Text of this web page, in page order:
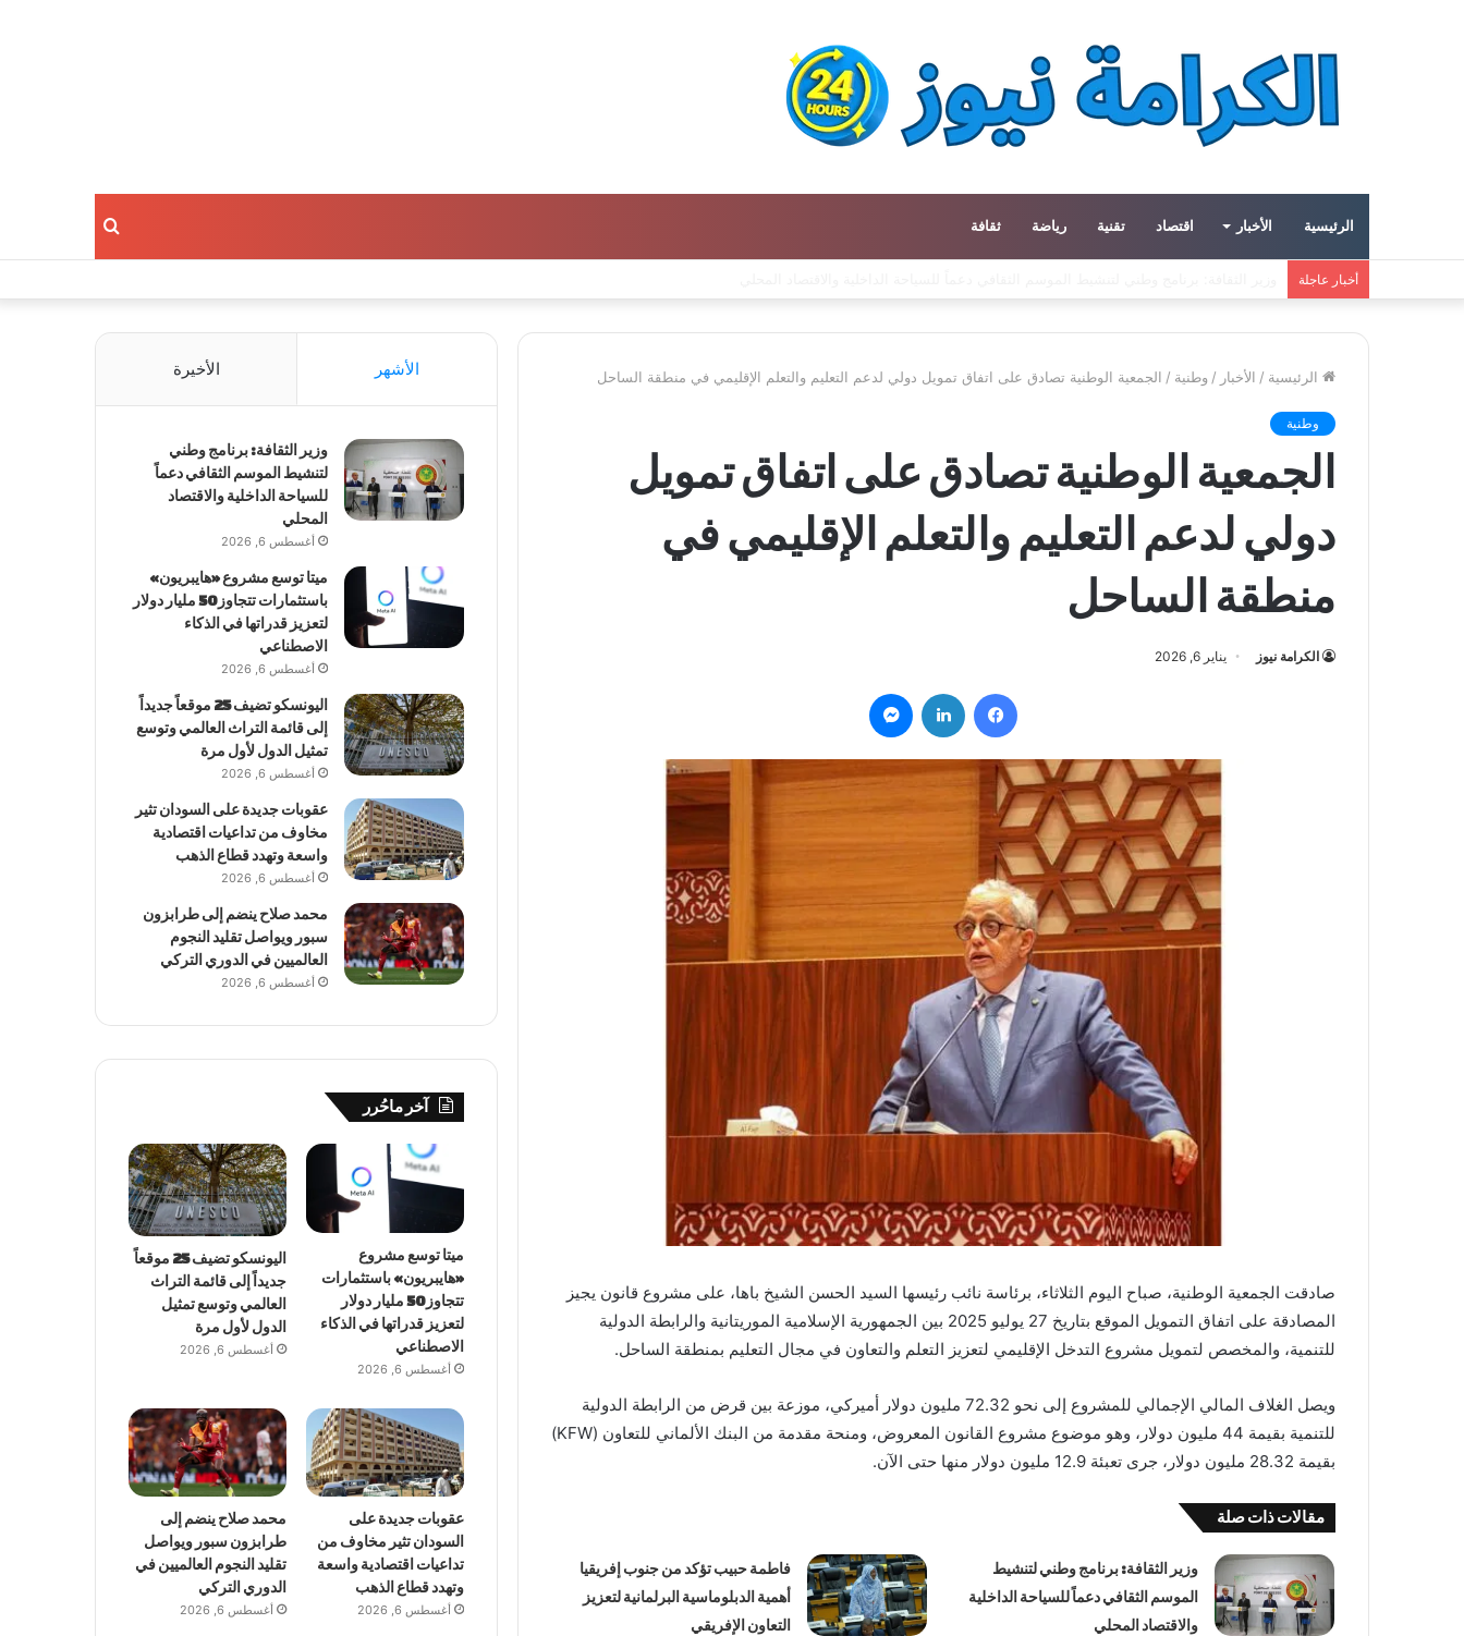
الرئيسية الأخبار اقتصاد تقنية رياضة ثقافة بحث
أخبار عاجلة
الرئيسية / الأخبار / وطنية / الجمعية الوطنية تصادق على اتفاق تمويل دولي لدعم التعليم والتعلم الإقليمي في منطقة الساحل
وطنية
الجمعية الوطنية تصادق على اتفاق تمويل
دولي لدعم التعليم والتعلم الإقليمي في
منطقة الساحل
الكرامة نيوز يناير 6, 2026
فيسبوك لينكدإن
صادقت الجمعية الوطنية، صباح اليوم الثلاثاء، برئاسة نائب رئيسها السيد الحسن الشيخ باها، على مشروع قانون يجيز
المصادقة على اتفاق التمويل الموقع بتاريخ 27 يوليو 2025 بين الجمهورية الإسلامية الموريتانية والرابطة الدولية
للتنمية، والمخصص لتمويل مشروع التدخل الإقليمي لتعزيز التعلم والتعاون في مجال التعليم بمنطقة الساحل.
ويصل الغلاف المالي الإجمالي للمشروع إلى نحو 72.32 مليون دولار أميركي، موزعة بين قرض من الرابطة الدولية
للتنمية بقيمة 44 مليون دولار، وهو موضوع مشروع القانون المعروض، ومنحة مقدمة من البنك الألماني للتعاون (KFW)
بقيمة 28.32 مليون دولار، جرى تعبئة 12.9 مليون دولار منها حتى الآن.
مقالات ذات صلة
وزير الثقافة: برنامج وطني لتنشيط
الموسم الثقافي دعماً للسياحة الداخلية
والاقتصاد المحلي
فاطمة حبيب تؤكد من جنوب إفريقيا
أهمية الدبلوماسية البرلمانية لتعزيز
التعاون الإفريقي
الأشهر الأخيرة
وزير الثقافة: برنامج وطني
لتنشيط الموسم الثقافي دعماً
للسياحة الداخلية والاقتصاد
المحلي
أغسطس 6, 2026
ميتا توسع مشروع «هايبريون»
باستثمارات تتجاوز 50 مليار دولار
لتعزيز قدراتها في الذكاء
الاصطناعي
أغسطس 6, 2026
اليونسكو تضيف 25 موقعاً جديداً
إلى قائمة التراث العالمي وتوسع
تمثيل الدول لأول مرة
أغسطس 6, 2026
عقوبات جديدة على السودان تثير
مخاوف من تداعيات اقتصادية
واسعة وتهدد قطاع الذهب
أغسطس 6, 2026
محمد صلاح ينضم إلى طرابزون
سبور ويواصل تقليد النجوم
العالميين في الدوري التركي
أغسطس 6, 2026
آخر ماحُرر
ميتا توسع مشروع
«هايبريون» باستثمارات
تتجاوز 50 مليار دولار
لتعزيز قدراتها في الذكاء
الاصطناعي
أغسطس 6, 2026
اليونسكو تضيف 25 موقعاً
جديداً إلى قائمة التراث
العالمي وتوسع تمثيل
الدول لأول مرة
أغسطس 6, 2026
عقوبات جديدة على
السودان تثير مخاوف من
تداعيات اقتصادية واسعة
وتهدد قطاع الذهب
أغسطس 6, 2026
محمد صلاح ينضم إلى
طرابزون سبور ويواصل
تقليد النجوم العالميين في
الدوري التركي
أغسطس 6, 2026